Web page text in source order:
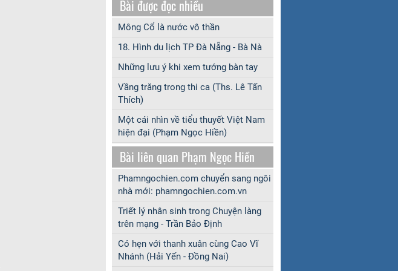
Bài được đọc nhiều
Mông Cổ là nước vô thần
18. Hình du lịch TP Đà Nẵng - Bà Nà
Những lưu ý khi xem tướng bàn tay
Vầng trăng trong thi ca (Ths. Lê Tấn
Thích)
Một cái nhìn về tiểu thuyết Việt Nam
hiện đại (Phạm Ngọc Hiền)
Bài liên quan Phạm Ngọc Hiền
Phamngochien.com chuyển sang ngôi
nhà mới: phamngochien.com.vn
Triết lý nhân sinh trong Chuyện làng
trên mạng - Trần Bảo Định
Có hẹn với thanh xuân cùng Cao Vĩ
Nhánh (Hải Yến - Đồng Nai)